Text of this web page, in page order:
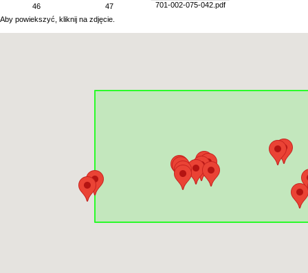
46 47
701-002-075-042.pdf
Aby powiekszyć, kliknij na zdjęcie.